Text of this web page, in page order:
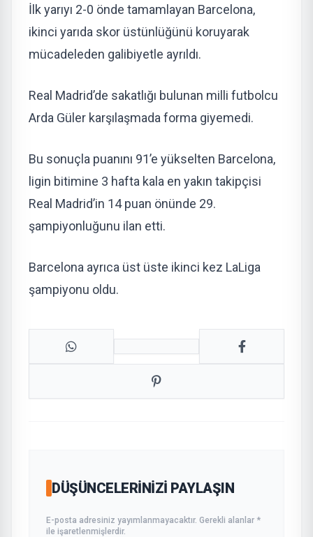
İlk yarıyı 2-0 önde tamamlayan Barcelona,
ikinci yarıda skor üstünlüğünü koruyarak
mücadeleden galibiyetle ayrıldı.
Real Madrid’de sakatlığı bulunan milli futbolcu
Arda Güler karşılaşmada forma giyemedi.
Bu sonuçla puanını 91’e yükselten Barcelona,
ligin bitimine 3 hafta kala en yakın takipçisi
Real Madrid’in 14 puan önünde 29.
şampiyonluğunu ilan etti.
Barcelona ayrıca üst üste ikinci kez LaLiga
şampiyonu oldu.
DÜŞÜNCELERINIZI PAYLAŞIN
E-posta adresiniz yayımlanmayacaktır. Gerekli alanlar *
ile işaretlenmişlerdir.